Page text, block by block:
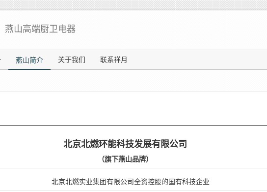
燕山高端厨卫电器
燕山简介 关于我们 联系祥月
北京北燃环能科技发展有限公司
（旗下燕山品牌）
北京北燃实业集团有限公司全资控股的国有科技企业